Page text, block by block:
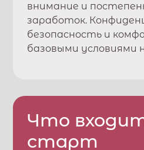
внимание и
заработок.
безопасность и
базовыми условиями
Что
старт